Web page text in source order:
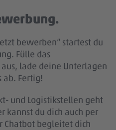
bewerben“ startest du
Fülle das
lade deine Unterlagen
ab. Fertig!
und Logistikstellen geht
kannst du dich auch per
Chatbot begleitet dich